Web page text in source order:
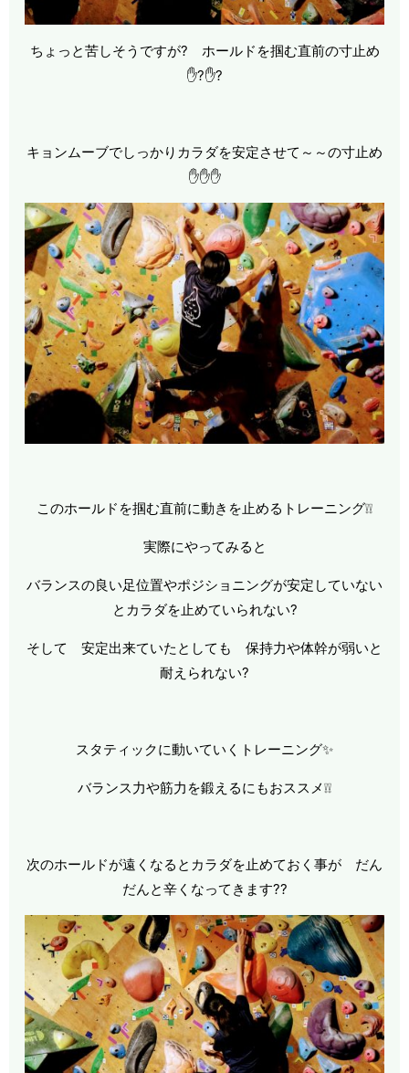
ちょっと苦しそうですが? ホールドを掴む直前の寸止め
✋?✋?
キョンムーブでしっかりカラダを安定させて～～の寸止め
✋✋✋
このホールドを掴む直前に動きを止めるトレーニング❕❕
実際にやってみると
バランスの良い足位置やポジショニングが安定していない
とカラダを止めていられない?
そして 安定出来ていたとしても 保持力や体幹が弱いと
耐えられない?
スタティックに動いていくトレーニング✨
バランス力や筋力を鍛えるにもおススメ❕❕
次のホールドが遠くなるとカラダを止めておく事が だん
だんと辛くなってきます??